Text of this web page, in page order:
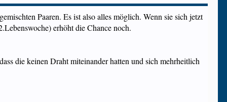
Paaren. Es ist also alles möglich. Wenn sie sich jetzt
erhöht die Chance noch.
die keinen Draht miteinander hatten und sich mehrheitlich